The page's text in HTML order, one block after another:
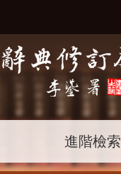
進階檢索